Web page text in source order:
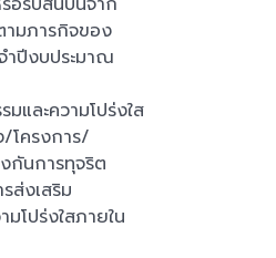
ามภารกิจของ
ำปีงบประมาณ
และความโปร่งใส
โครงการ/
กันการทุจริต
ส่งเสริม
โปร่งใสภายใน